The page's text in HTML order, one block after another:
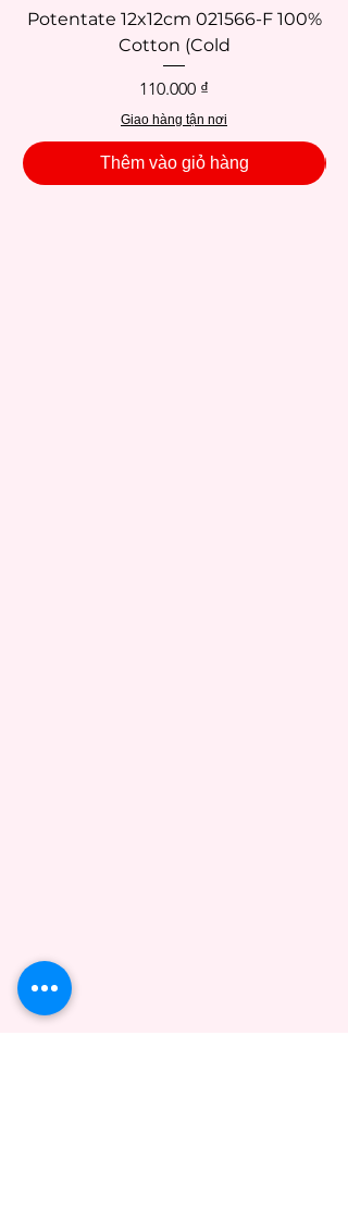
Potentate 12x12cm 021566-F 100%
Cotton (Cold
Giá
110.000 ₫
Giao hàng tận nơi
Thêm vào giỏ hàng